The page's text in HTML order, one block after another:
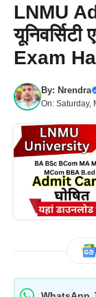
LNMU
Exam
By: Nrendra
On: Saturday,